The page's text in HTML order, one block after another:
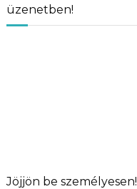
üzenetben!
Jöjjön be személyesen!